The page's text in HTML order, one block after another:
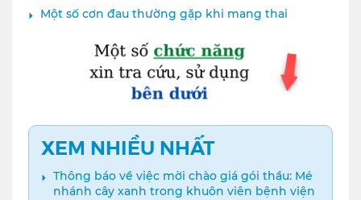
Một số cơn đau thường gặp khi mang thai
XEM NHIỀU NHẤT
Thông báo về việc mời chào giá gói thầu: Mé
nhánh cây xanh trong khuôn viên bệnh viện